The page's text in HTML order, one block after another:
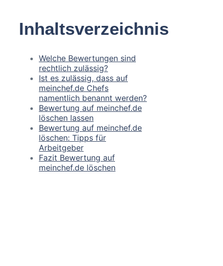
Inhaltsverzeichnis
Welche Bewertungen sind
rechtlich zulässig?
Ist es zulässig, dass auf
meinchef.de Chefs
namentlich benannt werden?
Bewertung auf meinchef.de
löschen lassen
Bewertung auf meinchef.de
löschen: Tipps für
Arbeitgeber
Fazit Bewertung auf
meinchef.de löschen